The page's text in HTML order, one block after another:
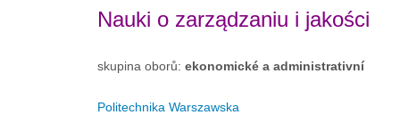
Nauki o zarządzaniu i jakości
skupina oborů: ekonomické a administrativní
Politechnika Warszawska